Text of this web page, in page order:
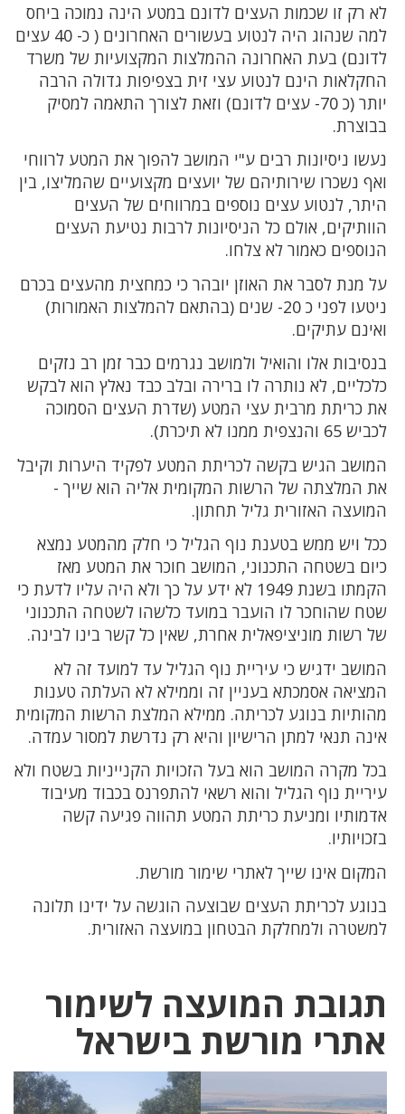
לא רק זו שכמות העצים לדונם במטע הינה נמוכה ביחס
למה שנהוג היה לנטוע בעשורים האחרונים ( כ- 40 עצים
לדונם) בעת האחרונה ההמלצות המקצועיות של משרד
החקלאות הינם לנטוע עצי זית בצפיפות גדולה הרבה
יותר (כ 70- עצים לדונם) וזאת לצורך התאמה למסיק
בבוצרת.
נעשו ניסיונות רבים ע"י המושב להפוך את המטע לרווחי
ואף נשכרו שירותיהם של יועצים מקצועיים שהמליצו, בין
היתר, לנטוע עצים נוספים במרווחים של העצים
הוותיקים, אולם כל הניסיונות לרבות נטיעת העצים
הנוספים כאמור לא צלחו.
על מנת לסבר את האוזן יובהר כי כמחצית מהעצים בכרם
ניטעו לפני כ 20- שנים (בהתאם להמלצות האמורות)
ואינם עתיקים.
בנסיבות אלו והואיל ולמושב נגרמים כבר זמן רב נזקים
כלכליים, לא נותרה לו ברירה ובלב כבד נאלץ הוא לבקש
את כריתת מרבית עצי המטע (שדרת העצים הסמוכה
לכביש 65 והנצפית ממנו לא תיכרת).
המושב הגיש בקשה לכריתת המטע לפקיד היערות וקיבל
את המלצתה של הרשות המקומית אליה הוא שייך -
המועצה האזורית גליל תחתון.
ככל ויש ממש בטענת נוף הגליל כי חלק מהמטע נמצא
כיום בשטחה התכנוני, המושב חוכר את המטע מאז
הקמתו בשנת 1949 לא ידע על כך ולא היה עליו לדעת כי
שטח שהוחכר לו הועבר במועד כלשהו לשטחה התכנוני
של רשות מוניציפאלית אחרת, שאין כל קשר בינו לבינה.
המושב ידגיש כי עיריית נוף הגליל עד למועד זה לא
המציאה אסמכתא בעניין זה וממילא לא העלתה טענות
מהותיות בנוגע לכריתה. ממילא המלצת הרשות המקומית
אינה תנאי למתן הרישיון והיא רק נדרשת למסור עמדה.
בכל מקרה המושב הוא בעל הזכויות הקנייניות בשטח ולא
עיריית נוף הגליל והוא רשאי להתפרנס בכבוד מעיבוד
אדמותיו ומניעת כריתת המטע תהווה פגיעה קשה
בזכויותיו.
המקום אינו שייך לאתרי שימור מורשת.
בנוגע לכריתת העצים שבוצעה הוגשה על ידינו תלונה
למשטרה ולמחלקת הבטחון במועצה האזורית.
תגובת המועצה לשימור
אתרי מורשת בישראל